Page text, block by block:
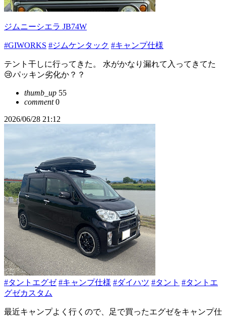
ジムニーシエラ JB74W
#GIWORKS #ジムケンタック #キャンプ仕様
テント干しに行ってきた。 水がかなり漏れて入ってきてた
😢パッキン劣化か？？
thumb_up 55
comment0
2026/06/28 21:12
#タントエグゼ #キャンプ仕様 #ダイハツ #タント #タントエ
グゼカスタム
最近キャンプよく行くので、足で買ったエグゼをキャンプ仕